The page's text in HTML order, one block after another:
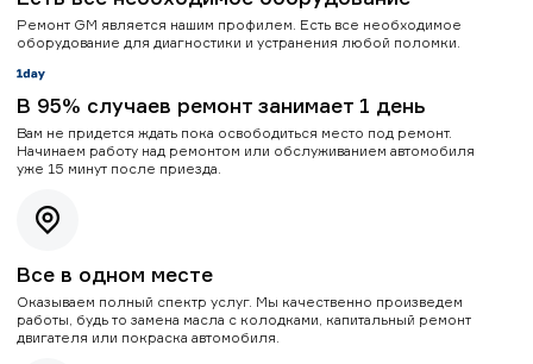
Ремонт GM является нашим профилем. Есть все необходимое
оборудование для диагностики и устранения любой поломки.
В 95% случаев ремонт занимает 1 день
Вам не придется ждать пока освободиться место под ремонт.
Начинаем работу над ремонтом или обслуживанием автомобиля
уже 15 минут после приезда.
Все в одном месте
Оказываем полный спектр услуг. Мы качественно произведем
работы, будь то замена масла с колодками, капитальный ремонт
двигателя или покраска автомобиля.